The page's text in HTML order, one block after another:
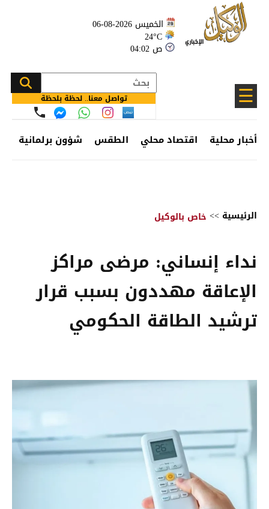
الخميس 2026-08-06
24°C
04:02 ص
☰ تواصل معنا.. لحظة بلحظة
أخبار محلية اقتصاد محلي الطقس شؤون برلمانية
الرئيسية >> خاص بالوكيل
نداء إنساني: مرضى مراكز
الإعاقة مهددون بسبب قرار
ترشيد الطاقة الحكومي